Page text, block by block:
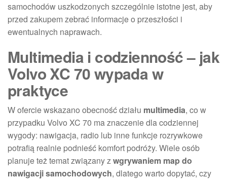
samochodów uszkodzonych szczególnie istotne jest, aby
przed zakupem zebrać informacje o przeszłości i
ewentualnych naprawach.
Multimedia i codzienność – jak
Volvo XC 70 wypada w
praktyce
W ofercie wskazano obecność działu multimedia, co w
przypadku Volvo XC 70 ma znaczenie dla codziennej
wygody: nawigacja, radio lub inne funkcje rozrywkowe
potrafią realnie podnieść komfort podróży. Wiele osób
planuje też temat związany zwgrywaniem map do
nawigacji samochodowych, dlatego warto dopytać, czy